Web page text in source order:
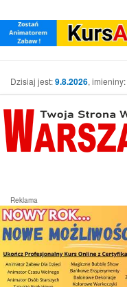
Dzisiaj jest:9.8.2026, imieniny:
Reklama